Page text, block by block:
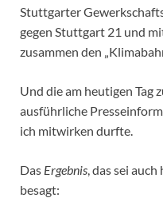
Stuttgarter
gegen Stuttgart 21 und
zusammen den
Und die am heutigen Tag
ausführliche
ich mitwirken durfte.
Das Ergebnis , das sei
besagt: